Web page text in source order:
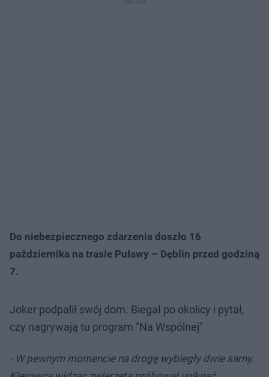
Do niebezpiecznego zdarzenia doszło 16
października na trasie Puławy – Dęblin przed godziną
7.
Joker podpalił swój dom. Biegał po okolicy i pytał,
czy nagrywają tu program "Na Wspólnej"
- W pewnym momencie na drogę wybiegły dwie sarny.